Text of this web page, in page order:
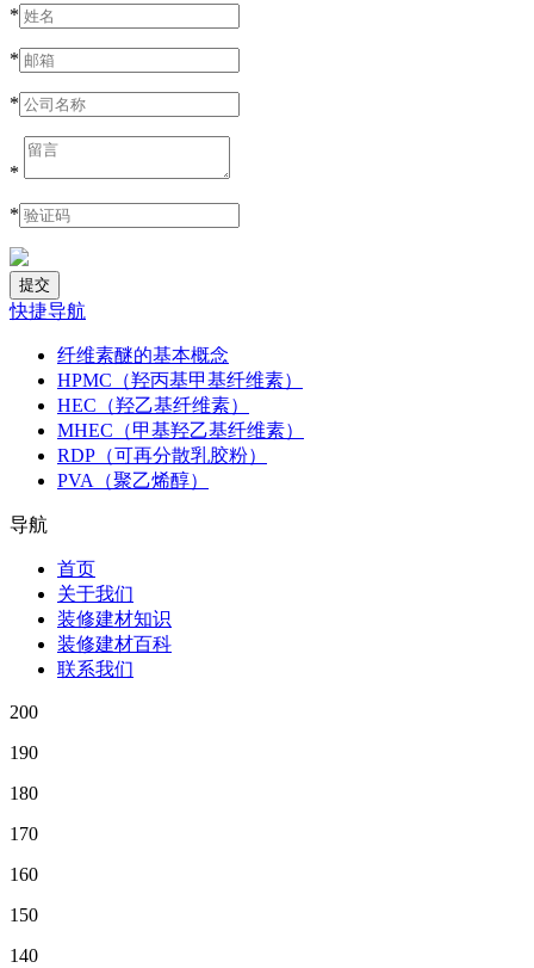
*
*
*
*
*
快捷导航
纤维素醚的基本概念
HPMC（羟丙基甲基纤维素）
HEC（羟乙基纤维素）
MHEC（甲基羟乙基纤维素）
RDP（可再分散乳胶粉）
PVA（聚乙烯醇）
导航
首页
关于我们
装修建材知识
装修建材百科
联系我们
200
190
180
170
160
150
140